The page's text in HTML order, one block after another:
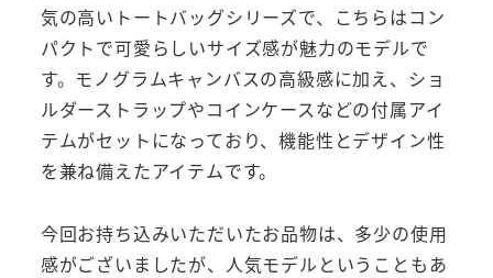
気の高いトートバッグシリーズで、こちらはコン
パクトで可愛らしいサイズ感が魅力のモデルで
す。モノグラムキャンバスの高級感に加え、ショ
ルダーストラップやコインケースなどの付属アイ
テムがセットになっており、機能性とデザイン性
を兼ね備えたアイテムです。
今回お持ち込みいただいたお品物は、多少の使用
感がございましたが、人気モデルということもあ